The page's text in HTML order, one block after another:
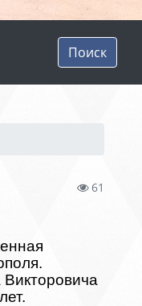
Поиск
61